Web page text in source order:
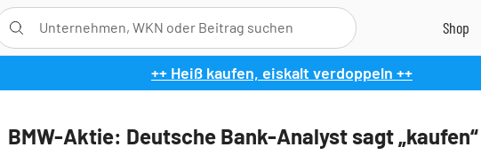
++ Heiß kaufen, eiskalt verdoppeln ++
BMW-Aktie: Deutsche Bank-Analyst sagt „kaufen“